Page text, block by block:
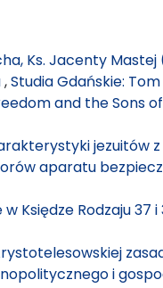
Ks. Jacenty
,Studia Gdańskie:
and the Sons
jezuitów
aparatu
Księdze Rodzaju 37 i
i